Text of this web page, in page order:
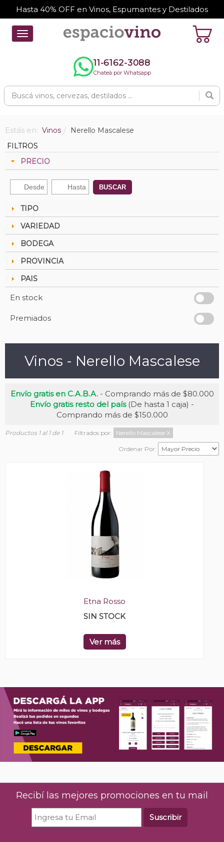
Hasta 40% OFF en Vinos, Espumantes y Destilados
Toggle
navigation
11-6162-3088
Chateá por Whatsapp
Estás en: Vinos
Nerello Mascalese
FILTROS
PRECIO
BUSCAR
TIPO
VARIEDAD
BODEGA
PROVINCIA
PAIS
En stock
Premiados
Vinos - Nerello Mascalese
Envío gratis en C.A.B.A.- Comprando más de $80.000
Envío gratis resto del país(De hasta 1 caja) -
Comprando más de $150.000
Productos 1 al 1 de 1 Filtrados por: Nerello Mascalese X
Ordenar Por:
Etna Rosso
SIN STOCK
Ver más
Recibí las mejores promociones en tu mail
Suscribir